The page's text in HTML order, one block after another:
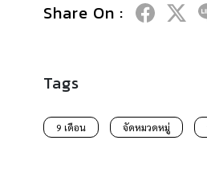
Share On :
Tags
9 เดือน จัดหมวดหมู่